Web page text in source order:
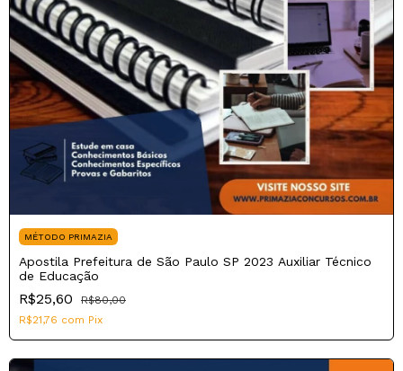
MÉTODO PRIMAZIA
Apostila Prefeitura de São Paulo SP 2023 Auxiliar Técnico
de Educação
R$25,60
R$80,00
R$21,76 com Pix